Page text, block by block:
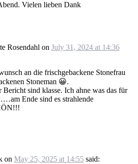
Vielen lieben Dank
Rosendahl on July 31, 2024 at 14:36
an die frischgebackene Stonefrau
Stoneman 😀.
sind klasse. Ich ahne was das für
Ende sind es strahlende
on May 25, 2025 at 14:55 said: